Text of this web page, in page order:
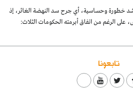
الأشد خطورة وحساسية، أي جرح سد النهضة الغائر، إذ
على الرغم من اتفاق أبرمته الحكومات الثلاث:
تابعونا